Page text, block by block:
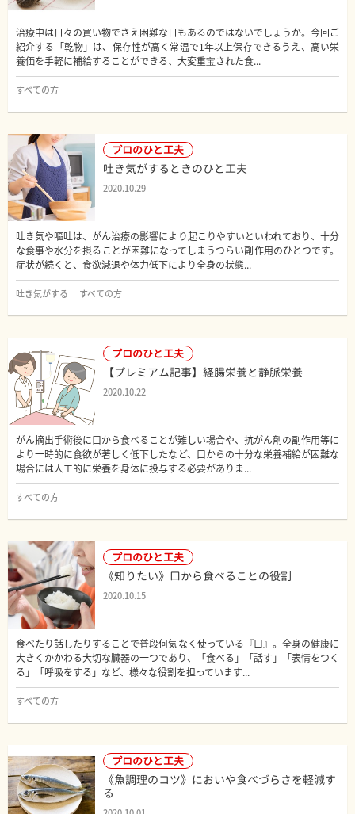
治療中は日々の買い物でさえ困難な日もあるのではないでしょうか。今回ご
紹介する「乾物」は、保存性が高く常温で1年以上保存できるうえ、高い栄
養価を手軽に補給することができる、大変重宝された食...
すべての方
プロのひと工夫
吐き気がするときのひと工夫
2020.10.29
吐き気や嘔吐は、がん治療の影響により起こりやすいといわれており、十分
な食事や水分を摂ることが困難になってしまうつらい副作用のひとつです。
症状が続くと、食欲減退や体力低下により全身の状態...
吐き気がする すべての方
プロのひと工夫
【プレミアム記事】経腸栄養と静脈栄養
2020.10.22
がん摘出手術後に口から食べることが難しい場合や、抗がん剤の副作用等に
より一時的に食欲が著しく低下したなど、口からの十分な栄養補給が困難な
場合には人工的に栄養を身体に投与する必要がありま...
すべての方
プロのひと工夫
《知りたい》口から食べることの役割
2020.10.15
食べたり話したりすることで普段何気なく使っている『口』。全身の健康に
大きくかかわる大切な臓器の一つであり、「食べる」「話す」「表情をつく
る」「呼吸をする」など、様々な役割を担っています...
すべての方
プロのひと工夫
《魚調理のコツ》においや食べづらさを軽減す
る